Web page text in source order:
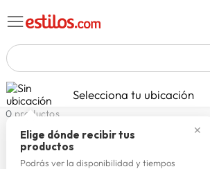
TÉRMINOS MÁS BUSCADOS
1. celulares
2. zapatillas mujer
3. zapatillas hombre
Selecciona tu ubicación
✕
Elige dónde recibir tus
productos
Podrás ver la disponibilidad y tiempos
0 productos